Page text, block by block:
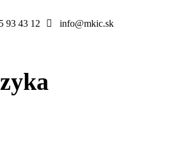
93 43 12 info@mkic.sk